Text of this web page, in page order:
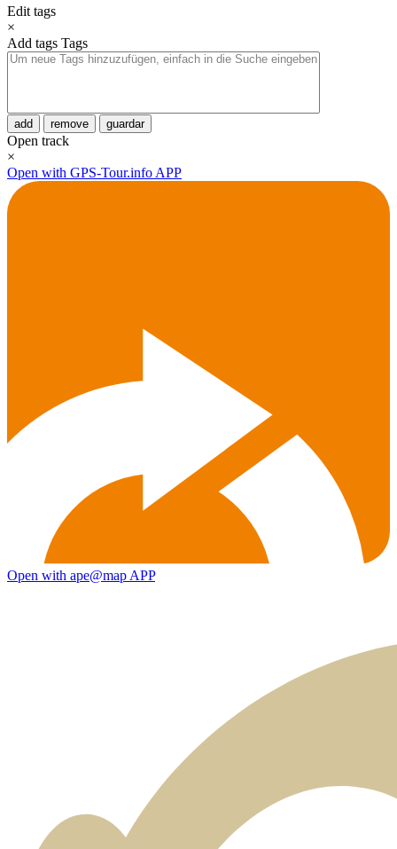
Edit tags
×
Add tags Tags
add remove guardar
Open track
×
Open with GPS-Tour.info APP
Open with ape@map APP